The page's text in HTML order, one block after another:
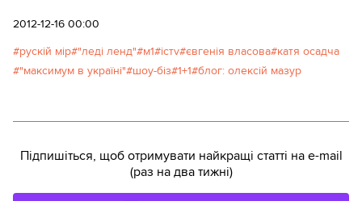
2012-12-16 00:00
рускій мір "леді ленд" м1 істv євгенія власова катя осадча
"максимум в україні" шоу-біз 1+1 блог: олексій мазур
Підпишіться, щоб отримувати найкращі статті на e-mail
(раз на два тижні)